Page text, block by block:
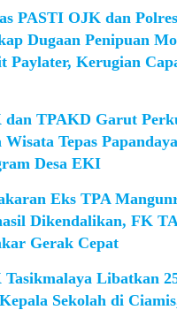
PASTI OJK dan
Dugaan Penipuan
Paylater, Kerugian
dan TPAKD Garut
Wisata Tepas
Desa EKI
Eks TPA
Dikendalikan, FK
Gerak Cepat
Tasikmalaya Libatkan
Sekolah di